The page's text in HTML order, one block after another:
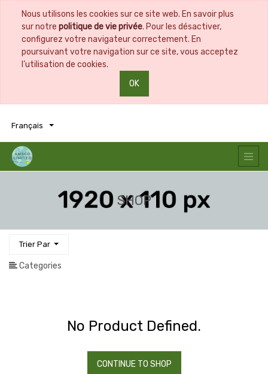
Nous utilisons les cookies sur ce site web. En savoir plus
sur notre politique de vie privée. Pour les désactiver,
configurez votre navigateur correctement. En
poursuivant votre navigation sur ce site, vous acceptez
l’utilisation de cookies.
OK
Français
SHOP
Trier Par
Categories
No Product Defined.
CONTINUE TO SHOP